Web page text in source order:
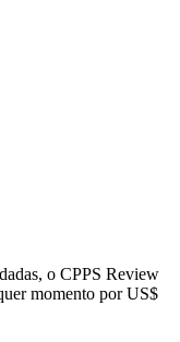
o CPPS Review
momento por US$